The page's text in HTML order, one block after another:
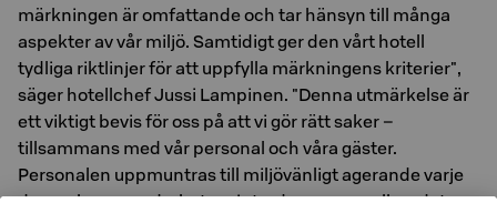
märkningen är omfattande och tar hänsyn till många
aspekter av vår miljö. Samtidigt ger den vårt hotell
tydliga riktlinjer för att uppfylla märkningens kriterier",
säger hotellchef Jussi Lampinen. "Denna utmärkelse är
ett viktigt bevis för oss på att vi gör rätt saker –
tillsammans med vår personal och våra gäster.
Personalen uppmuntras till miljövänligt agerande varje
dag, och nya medarbetare introduceras regelbundet.